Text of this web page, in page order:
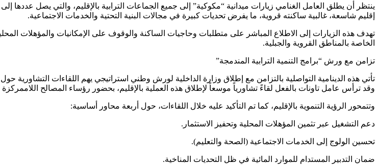
إقليم شاسعة، غالبية ساكنته قروية، ما يفرض تحديات كبيرة في مجالات البنية التحتية والخدمات الاجتماعية.
تهدف هذه الزيارات إلى الاطلاع المباشر على متطلبات وحاجيات الساكنة والوقوف على الإمكانيات والمؤهلات
الخاصة بالمناطق القروية والجبلية.
تزامن مع ورش “برامج التنمية الترابية المندمجة”
وقد ترأس عامل تاونات بالفعل لقاءً تشاورياً موسعاً لإطلاق هذه العملية بالإقليم، بحضور رؤساء المصالح
وتتمحور الرؤية التنموية بالإقليم، كما تم التأكيد عليه خلال اللقاءات، حول أربعة محاور أساسية:
دعم التشغيل عبر تثمين المؤهلات المحلية وتحفيز الاستثمار.
تحسين الولوج إلى الخدمات الاجتماعية (الصحة والتعليم).
ضمان التدبير المستدام للموارد المائية في ظل التحديات المناخية.